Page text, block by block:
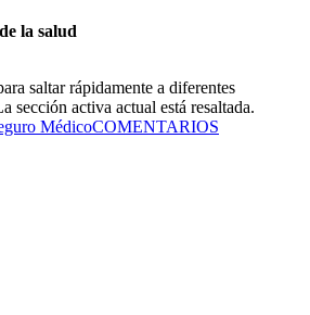
la salud
saltar rápidamente a diferentes
sección activa actual está resaltada.
MédicoCOMENTARIOS